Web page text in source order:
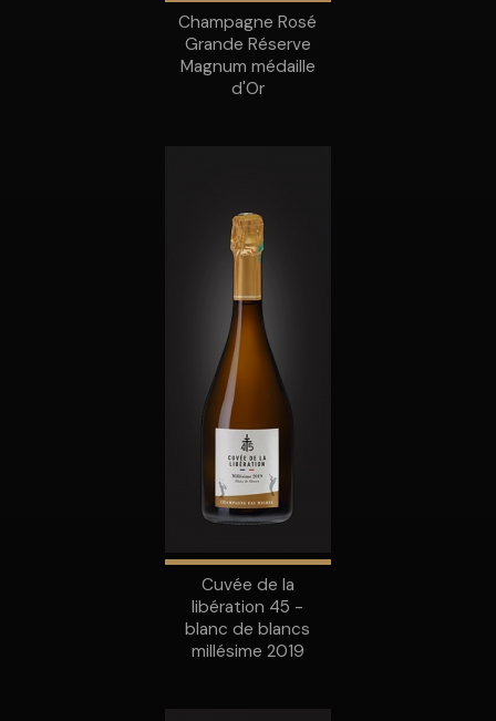
Champagne Rosé
Grande Réserve
Magnum médaille
d'Or
Cuvée de la
libération 45 -
blanc de blancs
millésime 2019